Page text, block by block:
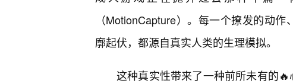
（MotionCapture）。每一个撩发的动
廓起伏，都源自真实人类的生理模拟。
这种真实性带来了一种前所未有的